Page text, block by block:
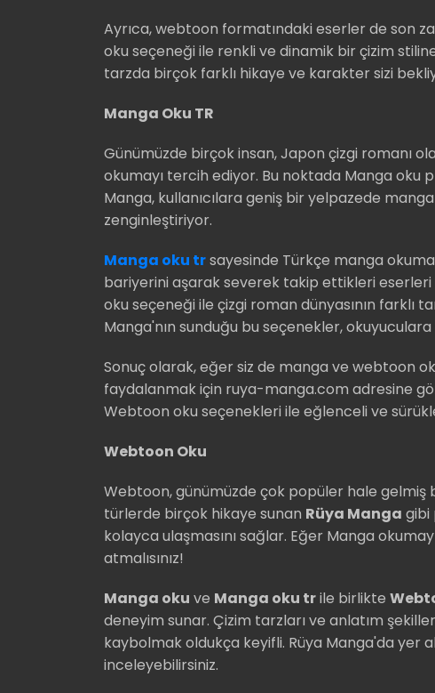
Ayrıca, webtoon formatındaki eserler de son
oku seçeneği ile renkli ve dinamik bir çizim
tarzda birçok farklı hikaye ve karakter sizi
Manga Oku TR
Günümüzde birçok insan, Japon çizgi romanı
okumayı tercih ediyor. Bu noktada Manga oku
Manga, kullanıcılara geniş bir yelpazede
zenginleştiriyor.
Manga oku trsayesinde Türkçe manga
bariyerini aşarak severek takip ettikleri
oku seçeneği ile çizgi roman dünyasının farklı
Manga'nın sunduğu bu seçenekler,
Sonuç olarak, eğer siz de manga ve webtoon
faydalanmak için ruya-manga.com adresine
Webtoon oku seçenekleri ile eğlenceli ve
Webtoon Oku
Webtoon, günümüzde çok popüler hale gelmiş
türlerde birçok hikaye sunan Rüya Manga gibi
kolayca ulaşmasını sağlar. Eğer Manga
atmalısınız!
Manga oku ve Manga oku trile birlikte
deneyim sunar. Çizim tarzları ve anlatım
kaybolmak oldukça keyifli. Rüya Manga'da yer
inceleyebilirsiniz.